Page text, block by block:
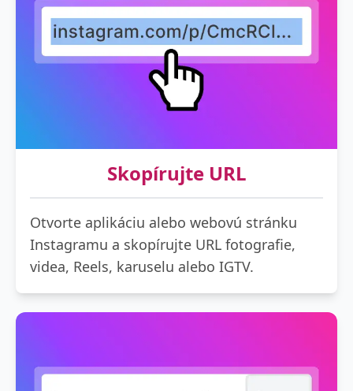
Skopírujte URL
Otvorte aplikáciu alebo webovú stránku
Instagramu a skopírujte URL fotografie,
videa, Reels, karuselu alebo IGTV.